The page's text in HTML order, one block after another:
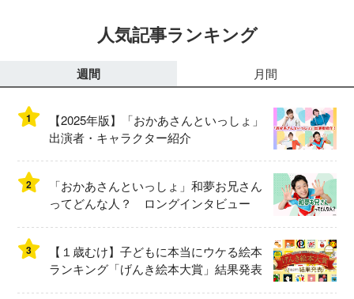
人気記事ランキング
週間 月間
1
【2025年版】「おかあさんといっしょ」
出演者・キャラクター紹介
2
「おかあさんといっしょ」和夢お兄さん
ってどんな人？ ロングインタビュー
3
【１歳むけ】子どもに本当にウケる絵本
ランキング「げんき絵本大賞」結果発表